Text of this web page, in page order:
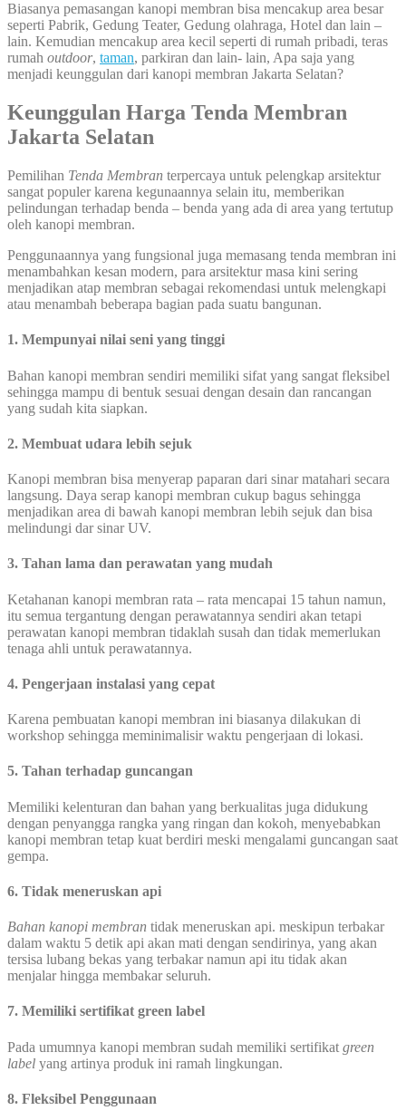
Biasanya pemasangan kanopi membran bisa mencakup area besar
seperti Pabrik, Gedung Teater, Gedung olahraga, Hotel dan lain –
lain. Kemudian mencakup area kecil seperti di rumah pribadi, teras
rumah outdoor, taman, parkiran dan lain- lain, Apa saja yang
menjadi keunggulan dari kanopi membran Jakarta Selatan?
Keunggulan Harga Tenda Membran
Jakarta Selatan
Pemilihan Tenda Membran terpercaya untuk pelengkap arsitektur
sangat populer karena kegunaannya selain itu, memberikan
pelindungan terhadap benda – benda yang ada di area yang tertutup
oleh kanopi membran.
Penggunaannya yang fungsional juga memasang tenda membran ini
menambahkan kesan modern, para arsitektur masa kini sering
menjadikan atap membran sebagai rekomendasi untuk melengkapi
atau menambah beberapa bagian pada suatu bangunan.
1. Mempunyai nilai seni yang tinggi
Bahan kanopi membran sendiri memiliki sifat yang sangat fleksibel
sehingga mampu di bentuk sesuai dengan desain dan rancangan
yang sudah kita siapkan.
2. Membuat udara lebih sejuk
Kanopi membran bisa menyerap paparan dari sinar matahari secara
langsung. Daya serap kanopi membran cukup bagus sehingga
menjadikan area di bawah kanopi membran lebih sejuk dan bisa
melindungi dar sinar UV.
3. Tahan lama dan perawatan yang mudah
Ketahanan kanopi membran rata – rata mencapai 15 tahun namun,
itu semua tergantung dengan perawatannya sendiri akan tetapi
perawatan kanopi membran tidaklah susah dan tidak memerlukan
tenaga ahli untuk perawatannya.
4. Pengerjaan instalasi yang cepat
Karena pembuatan kanopi membran ini biasanya dilakukan di
workshop sehingga meminimalisir waktu pengerjaan di lokasi.
5. Tahan terhadap guncangan
Memiliki kelenturan dan bahan yang berkualitas juga didukung
dengan penyangga rangka yang ringan dan kokoh, menyebabkan
kanopi membran tetap kuat berdiri meski mengalami guncangan saat
gempa.
6. Tidak meneruskan api
Bahan kanopi membran tidak meneruskan api. meskipun terbakar
dalam waktu 5 detik api akan mati dengan sendirinya, yang akan
tersisa lubang bekas yang terbakar namun api itu tidak akan
menjalar hingga membakar seluruh.
7. Memiliki sertifikat green label
Pada umumnya kanopi membran sudah memiliki sertifikat green
label yang artinya produk ini ramah lingkungan.
8. Fleksibel Penggunaan